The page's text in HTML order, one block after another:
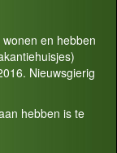
en hebben
Nieuwsgierig
hebben is te